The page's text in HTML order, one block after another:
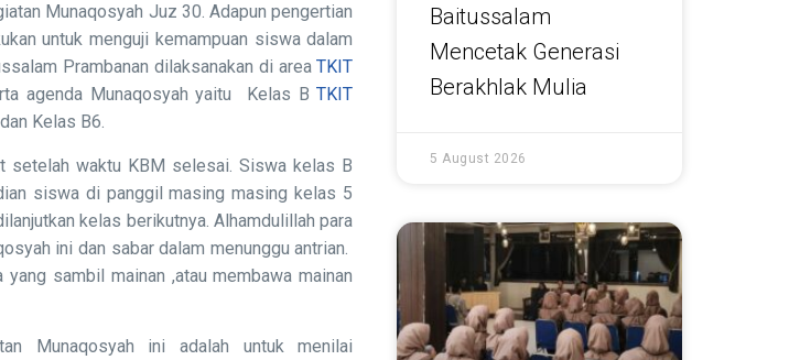
Munaqosyah Juz 30. Adapun pengertian
untuk menguji kemampuan siswa dalam
Prambanan dilaksanakan di areaTKIT
agenda Munaqosyah yaitu Kelas BTKIT
Kelas B6.
setelah waktu KBM selesai. Siswa kelas B
siswa di panggil masing masing kelas 5
kelas berikutnya. Alhamdulillah para
ini dan sabar dalam menunggu antrian.
sambil mainan ,atau membawa mainan
Munaqosyah ini adalah untuk menilai
Baitussalam
Mencetak Generasi
Berakhlak Mulia
5 August 2026